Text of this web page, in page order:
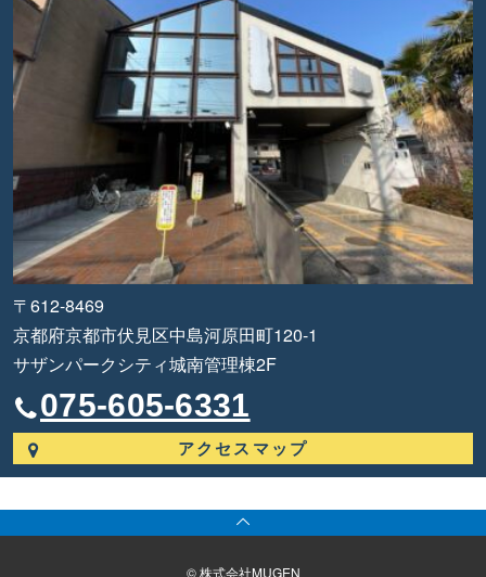
〒612-8469
京都府京都市伏見区中島河原田町120-1
サザンパークシティ城南管理棟2F
075-605-6331
アクセスマップ
© 株式会社MUGEN